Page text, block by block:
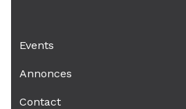
Events
Annonces
Contact